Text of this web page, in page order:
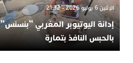
الإثنين 6 يوليو 2026 - 21:32
إدانة اليوتيوبر المغربي “بنسنس”
بالحبس النافذ بتمارة